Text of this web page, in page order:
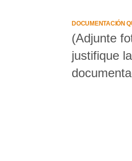
DOCUMENTACIÓN
(Adjunte
justifique